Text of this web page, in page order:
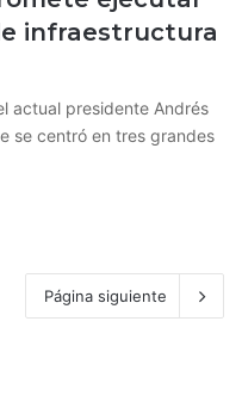
infraestructura
actual presidente Andrés
se centró en tres grandes
Página siguiente